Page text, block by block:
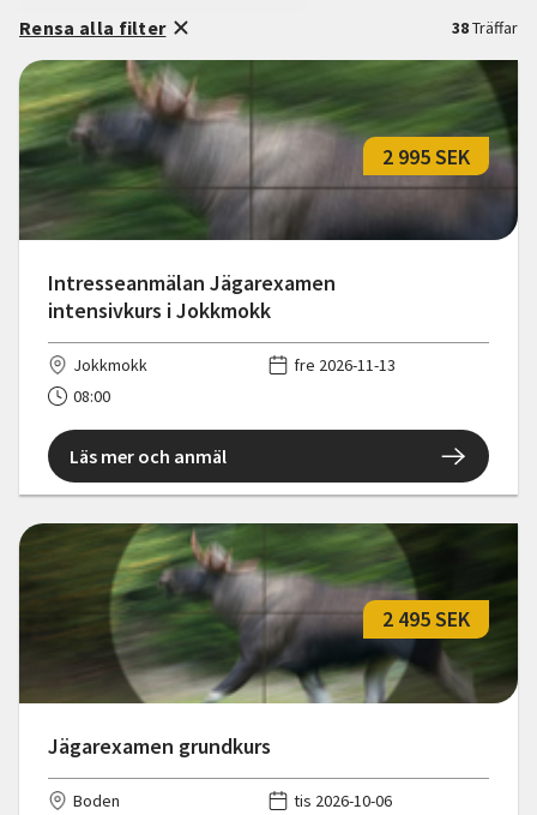
38Träffar
Rensa alla filter
Intresseanmälan Jägarexamen
intensivkurs i Jokkmokk
2 995 SEK
Jokkmokk
fre 2026-11-13
08:00
Läs mer och anmäl
Jägarexamen grundkurs
2 495 SEK
Boden
tis 2026-10-06